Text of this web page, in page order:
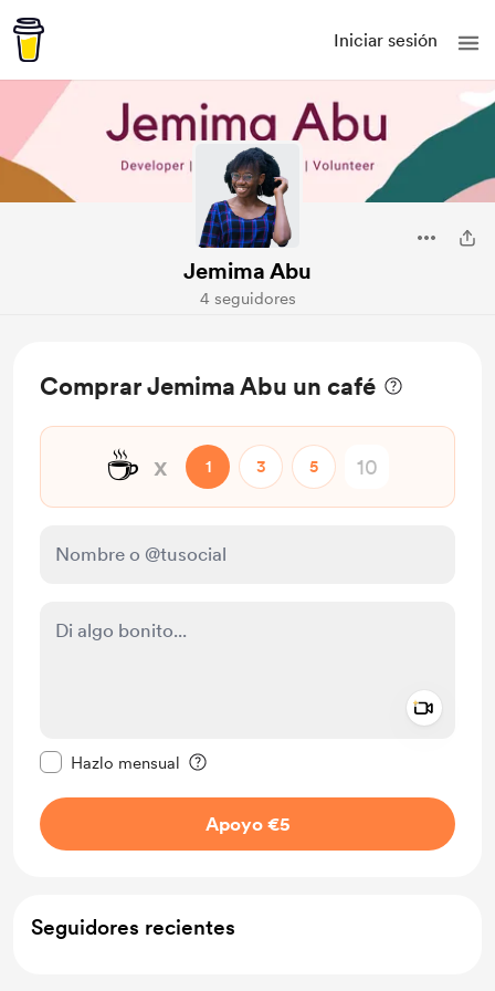
Iniciar sesión
Jemima Abu
4 seguidores
Comprar Jemima Abu un café
☕ x 1 3 5
Hazlo mensual
Apoyo €5
Seguidores recientes